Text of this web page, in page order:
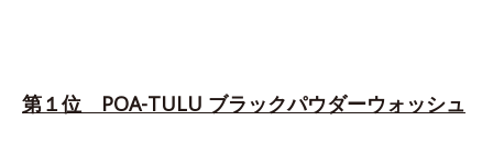
第１位 POA-TULU ブラックパウダーウォッシュ